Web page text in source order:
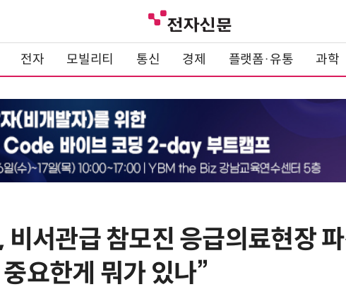
전자 모빌리티 통신 경제 플랫폼·유통 과학
비서관급 참모진 응급의료현장
요한게 뭐가 있나”